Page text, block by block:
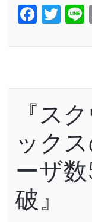
『ス
ック
ーザ
破』